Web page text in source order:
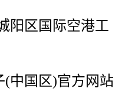
区国际空港工
(中国区)官方网站